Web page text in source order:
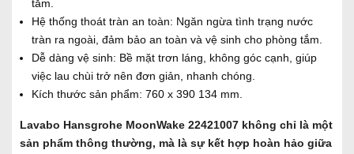
tắm.
Hệ thống thoát tràn an toàn: Ngăn ngừa tình trạng nước
tràn ra ngoài, đảm bảo an toàn và vệ sinh cho phòng tắm.
Dễ dàng vệ sinh: Bề mặt trơn láng, không góc cạnh, giúp
việc lau chùi trở nên đơn giản, nhanh chóng.
Kích thước sản phẩm: 760 x 390 134 mm.
Lavabo Hansgrohe MoonWake 22421007 không chỉ là một
sản phẩm thông thường, mà là sự kết hợp hoàn hảo giữa